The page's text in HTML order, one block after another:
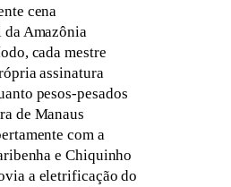
cena
Amazônia
cada mestre
assinatura
pesos-pesados
de Manaus
com a
e Chiquinho
a eletrificação do